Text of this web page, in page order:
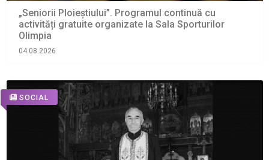
„Seniorii Ploieștiului”. Programul continuă cu
activități gratuite organizate la Sala Sporturilor
Olimpia
04.08.2026
SOCIAL